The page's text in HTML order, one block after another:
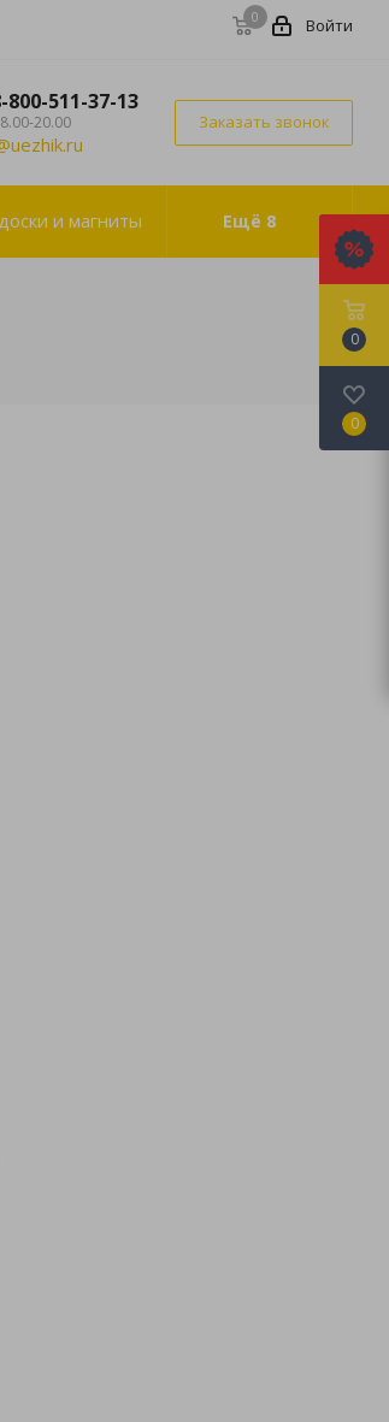
0 Войти
800-511-37-13
20.00 Заказать звонок
и магниты Ещё 8
0
0